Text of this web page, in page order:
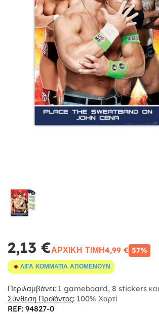
2,13 €ΑΡΧΙΚΉ ΤΙΜΉ4,99 € 57%
ΛΊΓΑ ΚΟΜΜΆΤΙΑ ΑΠΟΜΈΝΟΥΝ
Περιλαμβάνει: 1 gameboard, 8 stickers
Σύνθεση Προϊόντος: 100% Χαρτί
REF: 94827-0